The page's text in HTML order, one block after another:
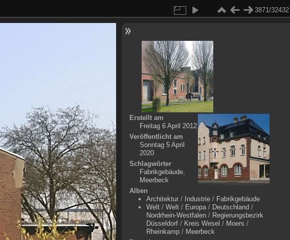
3871/32432
Erstellt am
Freitag 6 April 2012
Veröffentlicht am
Sonntag 5 April
2020
Schlagwörter
Fabrikgebäude,
Meerbeck
Alben
Architektur/ Industrie/ Fabrikgebäude
Welt/ Welt/ Europa/ Deutschland /
Nordrhein-Westfalen/ Regierungsbezirk
Düsseldorf/ Kreis Wesel / Moers /
Rheinkamp/ Meerbeck